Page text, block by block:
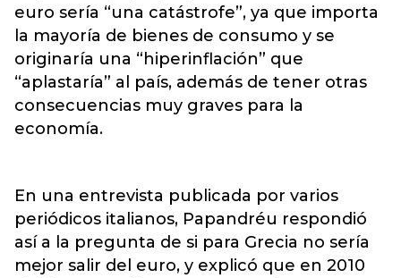
euro sería “una catástrofe”, ya que importa
la mayoría de bienes de consumo y se
originaría una “hiperinflación” que
“aplastaría” al país, además de tener otras
consecuencias muy graves para la
economía.
En una entrevista publicada por varios
periódicos italianos, Papandréu respondió
así a la pregunta de si para Grecia no sería
mejor salir del euro, y explicó que en 2010